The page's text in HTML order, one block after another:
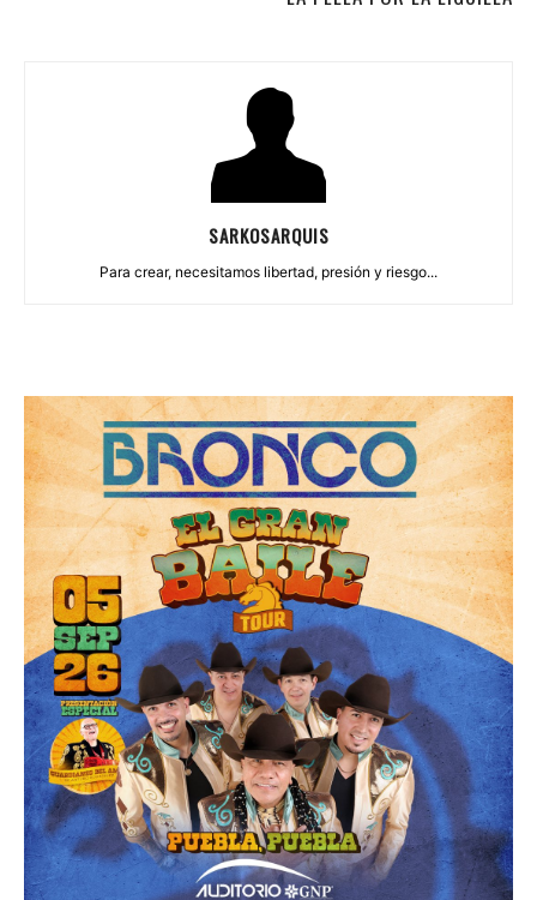
SARKOSARQUIS
Para crear, necesitamos libertad, presión y riesgo...